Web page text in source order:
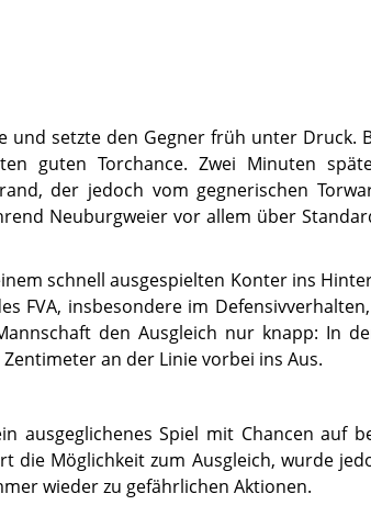
und setzte den Gegner früh unter Druck.
guten Torchance. Zwei Minuten
der jedoch vom gegnerischen
Neuburgweier vor allem über
schnell ausgespielten Konter ins
FVA, insbesondere im
den Ausgleich nur knapp: In
an der Linie vorbei ins Aus.
ausgeglichenes Spiel mit Chancen auf
die Möglichkeit zum Ausgleich, wurde
wieder zu gefährlichen Aktionen.